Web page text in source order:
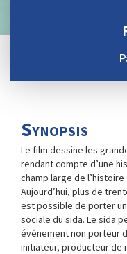
Synopsis
Le film dessine les
rendant compte d’une
champ large de l’histoire
Aujourd’hui, plus de
est possible de porter
sociale du sida. Le sida
événement non porteur
initiateur, producteur de